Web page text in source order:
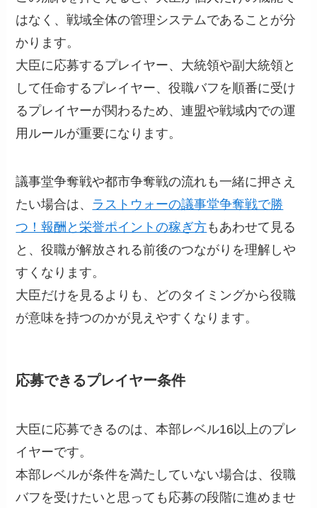
はなく、戦域全体の管理システムであることが分
かります。
大臣に応募するプレイヤー、大統領や副大統領と
して任命するプレイヤー、役職バフを順番に受け
るプレイヤーが関わるため、連盟や戦域内での運
用ルールが重要になります。
議事堂争奪戦や都市争奪戦の流れも一緒に押さえ
たい場合は、 ラストウォーの議事堂争奪戦で勝
つ！報酬と栄誉ポイントの稼ぎ方もあわせて見る
と、役職が解放される前後のつながりを理解しや
すくなります。
大臣だけを見るよりも、どのタイミングから役職
が意味を持つのかが見えやすくなります。
応募できるプレイヤー条件
大臣に応募できるのは、本部レベル16以上のプレ
イヤーです。
本部レベルが条件を満たしていない場合は、役職
バフを受けたいと思っても応募の段階に進めませ